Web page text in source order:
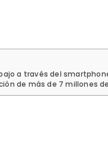
a través del
de más de 7 millones